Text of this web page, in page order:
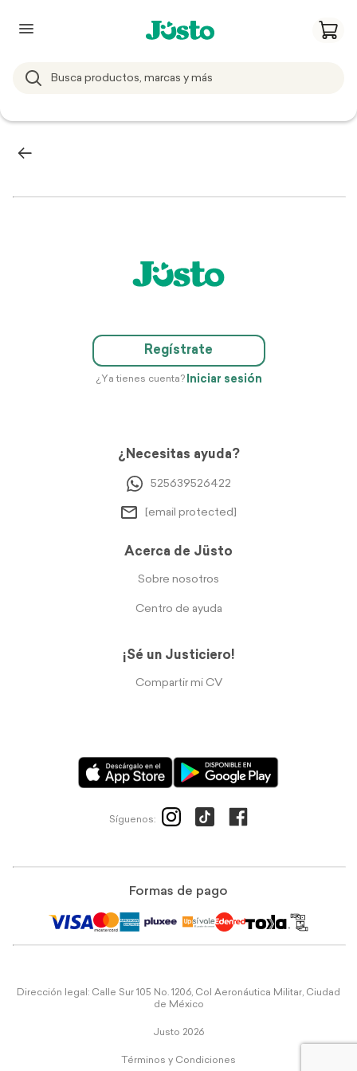
Regístrate
¿Ya tienes cuenta? Iniciar sesión
¿Necesitas ayuda?
525639526422
[email protected]
Acerca de Jüsto
Sobre nosotros
Centro de ayuda
¡Sé un Justiciero!
Compartir mi CV
Síguenos:
Formas de pago
Dirección legal: Calle Sur 105 No. 1206, Col Aeronáutica Militar, Ciudad
de México
Justo 2026
Términos y Condiciones